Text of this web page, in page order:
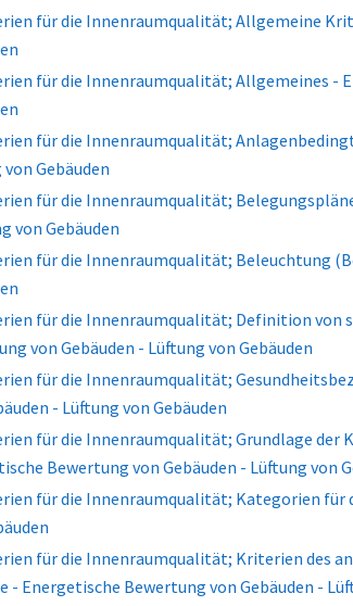
für die Innenraumqualität; Allgemeine
für die Innenraumqualität; Allgemeines -
für die Innenraumqualität;
Gebäuden
für die Innenraumqualität;
von Gebäuden
für die Innenraumqualität; Beleuchtung
für die Innenraumqualität; Definition von
von Gebäuden - Lüftung von Gebäuden
für die Innenraumqualität;
- Lüftung von Gebäuden
für die Innenraumqualität; Grundlage
Bewertung von Gebäuden - Lüftung von
für die Innenraumqualität; Kategorien für
für die Innenraumqualität; Kriterien des
- Energetische Bewertung von Gebäuden -